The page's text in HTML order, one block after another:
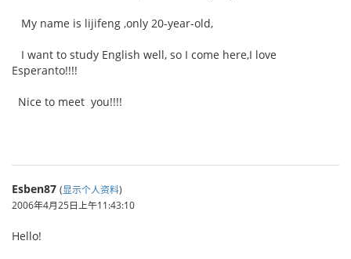
My name is lijifeng ,only 20-year-old,
I want to study English well, so I come here,I love
Esperanto!!!!
Nice to meet you!!!!
Esben87 (显示个人资料)
2006年4月25日上午11:43:10
Hello!